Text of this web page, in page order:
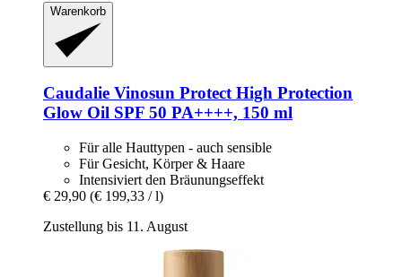
Warenkorb
Caudalie Vinosun Protect High Protection
Glow Oil SPF 50 PA++++, 150 ml
Für alle Hauttypen - auch sensible
Für Gesicht, Körper & Haare
Intensiviert den Bräunungseffekt
€ 29,90 (€ 199,33 / l)
Zustellung bis 11. August